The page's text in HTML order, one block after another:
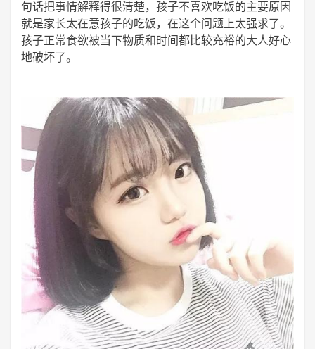
句话把事情解释得很清楚，孩子不喜欢吃饭的主要原因
就是家长太在意孩子的吃饭，在这个问题上太强求了。
孩子正常食欲被当下物质和时间都比较充裕的大人好心
地破坏了。